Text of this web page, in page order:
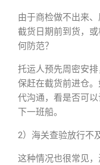
由于商检做不出来
截货日期前到货，
何防范？
托运人预先周密安
保赶在截货前进仓
代沟通，看是否可
下一班船。
2）海关查验放行不
这种情况也很常见